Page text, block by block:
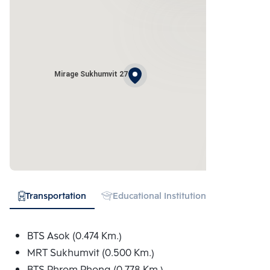
Mirage Sukhumvit 27
Transportation Educational Institution
BTS Asok (0.474 Km.)
MRT Sukhumvit (0.500 Km.)